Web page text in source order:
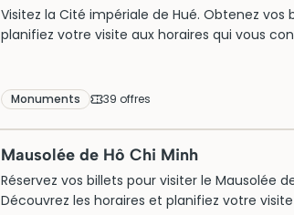
Visitez la Cité impériale de Hué. Obtenez vos
planifiez votre visite aux horaires qui vous
Monuments 39 offres
Mausolée de Hô Chi Minh
Réservez vos billets pour visiter le Mausolée
Découvrez les horaires et planifiez votre